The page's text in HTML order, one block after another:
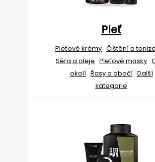
Pleť
Pleťové krémy Čištění a
Séra a oleje Pleťové masky
okolí Řasy a obočí Další
kategorie